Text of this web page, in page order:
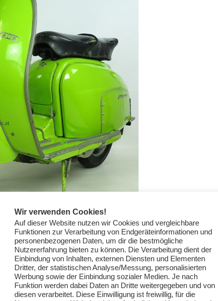
Wir verwenden Cookies!
Auf dieser Website nutzen wir Cookies und vergleichbare
Funktionen zur Verarbeitung von Endgeräteinformationen und
personenbezogenen Daten, um dir die bestmögliche
Nutzererfahrung bieten zu können. Die Verarbeitung dient der
Einbindung von Inhalten, externen Diensten und Elementen
Dritter, der statistischen Analyse/Messung, personalisierten
Werbung sowie der Einbindung sozialer Medien. Je nach
Funktion werden dabei Daten an Dritte weitergegeben und von
diesen verarbeitet. Diese Einwilligung ist freiwillig, für die